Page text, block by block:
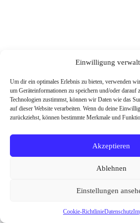
Einwilligung
Um dir ein optimales Erlebnis zu bieten, verwenden
um Geräteinformationen zu speichern und/oder darauf
Technologien zustimmst, können wir Daten wie das
auf dieser Website verarbeiten. Wenn du deine
zurückziehst, können bestimmte Merkmale und
Akzeptieren
Ablehnen
Einstellungen
Cookie-RichtlinieDatenschutz